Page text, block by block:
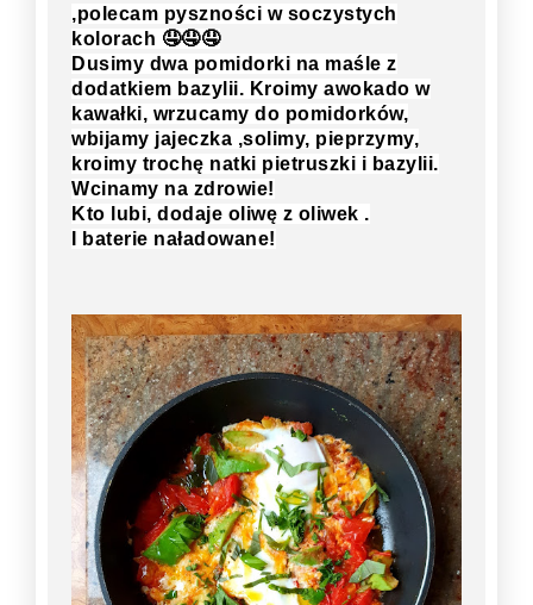
,polecam pyszności w soczystych
kolorach 🤤🤤🤤
Dusimy dwa pomidorki na maśle z
dodatkiem bazylii. Kroimy awokado w
kawałki, wrzucamy do pomidorków,
wbijamy jajeczka ,solimy, pieprzymy,
kroimy trochę natki pietruszki i bazylii.
Wcinamy na zdrowie!
Kto lubi, dodaje oliwę z oliwek .
I baterie naładowane!